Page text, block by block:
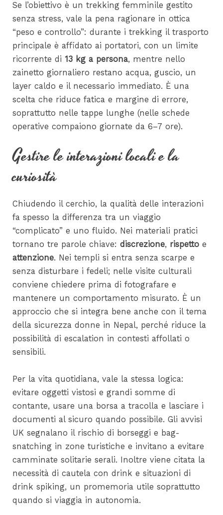
Se l’obiettivo è un trekking femminile gestito
senza stress, vale la pena ragionare in ottica
“peso e controllo”: durante i trekking il trasporto
principale è affidato ai portatori, con un limite
ricorrente di13 kg a persona, mentre nello
zainetto giornaliero restano acqua, guscio, un
layer caldo e il necessario immediato. È una
scelta che riduce fatica e margine di errore,
soprattutto nelle tappe lunghe (nelle schede
operative compaiono giornate da 6–7 ore).
Gestire le interazioni locali e la
curiosità
Chiudendo il cerchio, la qualità delle interazioni
fa spesso la differenza tra un viaggio
“complicato” e uno fluido. Nei materiali pratici
tornano tre parole chiave:discrezione, rispetto e
attenzione. Nei templi si entra senza scarpe e
senza disturbare i fedeli; nelle visite culturali
conviene chiedere prima di fotografare e
mantenere un comportamento misurato. È un
approccio che si integra bene anche con il tema
della sicurezza donne in Nepal, perché riduce la
possibilità di escalation in contesti affollati o
sensibili.
Per la vita quotidiana, vale la stessa logica:
evitare oggetti vistosi e grandi somme di
contante, usare una borsa a tracolla e lasciare i
documenti al sicuro quando possibile. Gli avvisi
UK segnalano il rischio di borseggi e bag-
snatching in zone turistiche e invitano a evitare
camminate solitarie serali. Inoltre viene citata la
necessità di cautela con drink e situazioni di
drink spiking, un promemoria utile soprattutto
quando si viaggia in autonomia.